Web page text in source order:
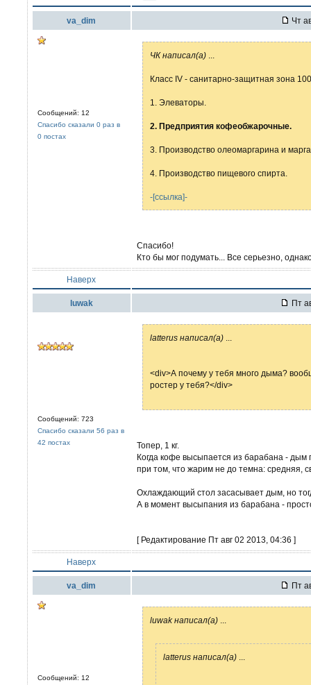
va_dim Чт
Сообщений: 12
Спасибо сказали 0 раз в
0 постах
ЧК написал(а)
Класс IV - санитарно-защитная зона
1. Элеваторы.
2. Предприятия кофеобжарочные.
3. Производство олеомаргарина и
4. Производство пищевого спирта.
-[ссылка]-
Спасибо!
Кто бы мог подумать... Все серьезно,
Наверх
luwak Пт
Сообщений: 723
Спасибо сказали 56 раз в
42 постах
latterus написал(а)
<div>А почему у тебя много дыма?
ростер у тебя?</div>
Топер, 1 кг.
Когда кофе высыпается из барабана - дым
при том, что жарим не до темна: средняя,
Охлаждающий стол засасывает дым, но
А в момент высыпания из барабана -
[ Редактирование Пт авг 02 2013, 04:36 ]
Наверх
va_dim Пт
Сообщений: 12
luwak написал(а)
latterus написал(а)